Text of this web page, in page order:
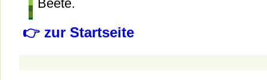
Beete.
👉 zur Startseite